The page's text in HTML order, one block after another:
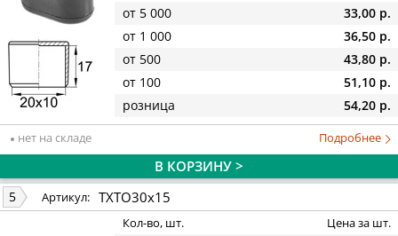
от 5 000
33,00 р.
от 1 000
36,50 р.
от 500
43,80 р.
от 100
51,10 р.
розница
54,20 р.
нет на складе Подробнее
В КОРЗИНУ >
5 Артикул: TXTO30x15
Кол-во, шт. Цена за шт.